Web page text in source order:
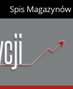
Spis Magazynów